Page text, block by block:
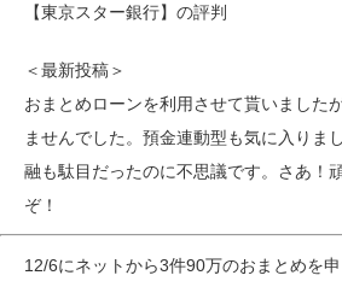
【東京スター銀行】の評判
＜最新投稿＞
おまとめローンを利用させて貰いました
ませんでした。預金連動型も気に入りま
融も駄目だったのに不思議です。さあ！
ぞ！
12/6にネットから3件90万のおまとめを